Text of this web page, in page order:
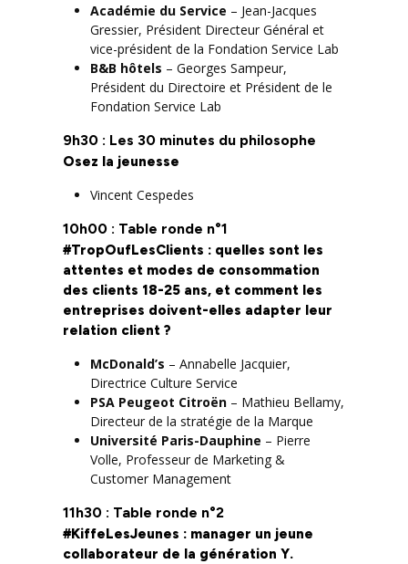
Académie du Service – Jean-Jacques
Gressier, Président Directeur Général et
vice-président de la Fondation Service Lab
B&B hôtels – Georges Sampeur,
Président du Directoire et Président de le
Fondation Service Lab
9h30 : Les 30 minutes du philosophe
Osez la jeunesse
Vincent Cespedes
10h00 : Table ronde n°1
#TropOufLesClients : quelles sont les
attentes et modes de consommation
des clients 18-25 ans, et comment les
entreprises doivent-elles adapter leur
relation client ?
McDonald’s – Annabelle Jacquier,
Directrice Culture Service
PSA Peugeot Citroën – Mathieu Bellamy,
‎Directeur de la stratégie de la Marque
Université Paris-Dauphine – Pierre
Volle, Professeur de Marketing &
Customer Management
11h30 : Table ronde n°2
#KiffeLesJeunes : manager un jeune
collaborateur de la génération Y.